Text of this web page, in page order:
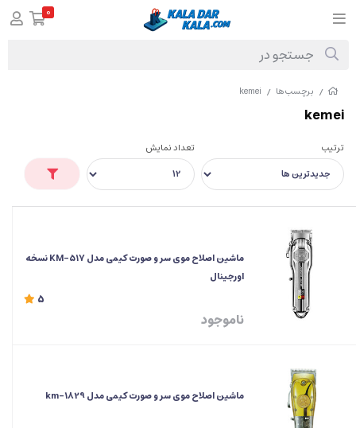
/ برچسب‌ها /
kemei
kemei
ترتیب تعداد نمایش
ماشین اصلاح موی سر و صورت کیمی مدل KM-517 نسخه
اورجینال
5
ناموجود
ماشین اصلاح موی سر و صورت کیمی مدل km-1829
0